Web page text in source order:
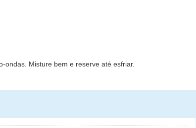
ondas. Misture bem e reserve até esfriar.